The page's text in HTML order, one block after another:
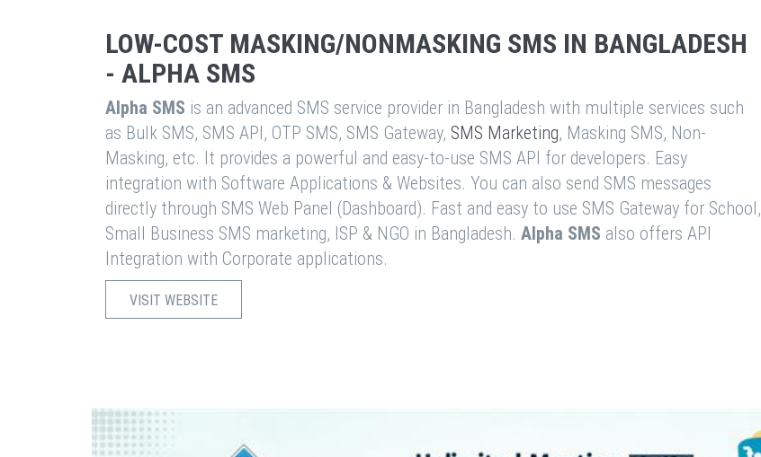
LOW-COST MASKING/NONMASKING SMS IN BANGLADESH
- ALPHA SMS
Alpha SMS is an advanced SMS service provider in Bangladesh with multiple services such
as Bulk SMS, SMS API, OTP SMS, SMS Gateway, SMS Marketing, Masking SMS, Non-
Masking, etc. It provides a powerful and easy-to-use SMS API for developers. Easy
integration with Software Applications & Websites. You can also send SMS messages
directly through SMS Web Panel (Dashboard). Fast and easy to use SMS Gateway for School,
Small Business SMS marketing, ISP & NGO in Bangladesh. Alpha SMS also offers API
Integration with Corporate applications.
VISIT WEBSITE